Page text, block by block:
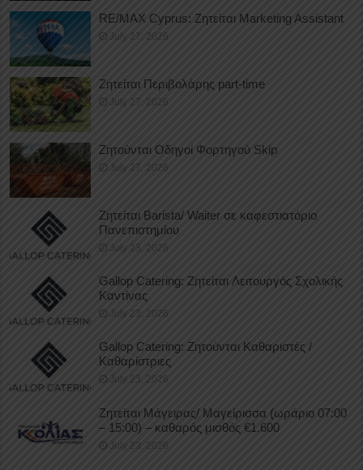
RE/MAX Cyprus: Ζητείται Marketing Assistant
July 27, 2026
Ζητείται Περιβολάρης part-time
July 27, 2026
Ζητούνται Οδηγοί Φορτηγού Skip
July 27, 2026
Ζητείται Barista/ Waiter σε καφεστιατόριο
Πανεπιστημίου
July 23, 2026
Gallop Catering: Ζητείται Λειτουργός Σχολικής
Καντίνας
July 23, 2026
Gallop Catering: Ζητούνται Καθαριστές /
Καθαρίστριες
July 23, 2026
Ζητείται Μάγειρας/ Μαγείρισσα (ωράριο 07:00
– 15:00) – καθαρός μισθός €1.600
July 23, 2026